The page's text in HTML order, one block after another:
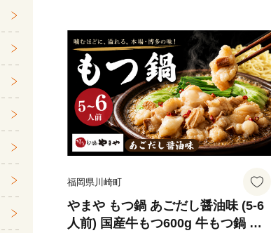
福岡県川崎町
やまや もつ鍋 あごだし醤油味 (5-6
人前) 国産牛もつ600g 牛もつ鍋 も